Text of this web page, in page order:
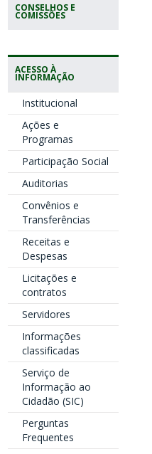
CONSELHOS E
COMISSÕES
ACESSO À
INFORMAÇÃO
Institucional
Ações e
Programas
Participação Social
Auditorias
Convênios e
Transferências
Receitas e
Despesas
Licitações e
contratos
Servidores
Informações
classificadas
Serviço de
Informação ao
Cidadão (SIC)
Perguntas
Frequentes